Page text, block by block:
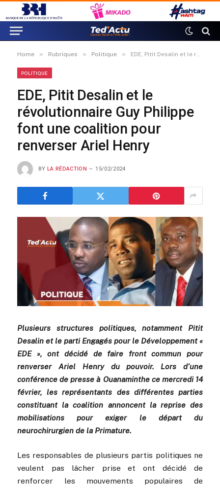
Home » Rubriques » Politique » EDE, Pitit Desalin et le révolutionnaire Guy Philippe font une coalition pour renverser Ariel Henry
POLITIQUE
EDE, Pitit Desalin et le
révolutionnaire Guy Philippe
font une coalition pour
renverser Ariel Henry
BY LA RÉDACTION 15/02/2024
Plusieurs structures politiques, notamment Pitit
Desalin et le parti Engagés pour le Développement «
EDE », ont décidé de faire front commun pour
renverser Ariel Henry du pouvoir. Lors d’une
conférence de presse à Ouanaminthe ce mercredi 14
février, les représentants des différentes parties
constituant la coalition annoncent la reprise des
mobilisations pour exiger le départ du
neurochirurgien de la Primature.
Les responsables de plusieurs partis politiques ne
veulent pas lâcher prise et ont décidé de
renforcer les mouvements populaires de